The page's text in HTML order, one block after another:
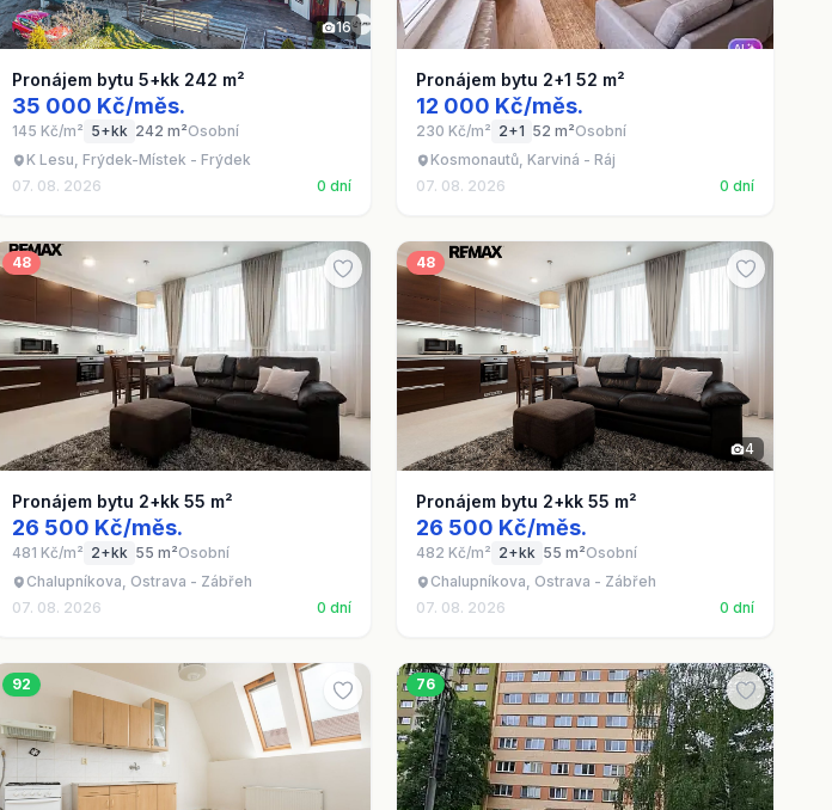
16
Pronájem bytu 5+kk 242 m²
35 000 Kč/měs.
145 Kč/m² 5+kk 242 m²Osobní
K Lesu, Frýdek-Místek - Frýdek
07. 08. 2026
0 dní
Pronájem bytu 2+1 52 m²
12 000 Kč/měs.
230 Kč/m² 2+1 52 m²Osobní
Kosmonautů, Karviná - Ráj
07. 08. 2026
0 dní
48
Pronájem bytu 2+kk 55 m²
26 500 Kč/měs.
481 Kč/m² 2+kk 55 m²Osobní
Chalupníkova, Ostrava - Zábřeh
07. 08. 2026
0 dní
48
4
Pronájem bytu 2+kk 55 m²
26 500 Kč/měs.
482 Kč/m² 2+kk 55 m²Osobní
Chalupníkova, Ostrava - Zábřeh
07. 08. 2026
0 dní
92 76